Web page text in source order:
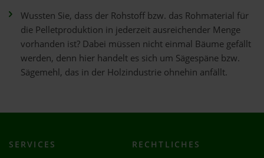
Wussten Sie, dass der Rohstoff bzw. das Rohmaterial für
die Pelletproduktion in jederzeit ausreichender Menge
vorhanden ist? Dabei müssen nicht einmal Bäume gefällt
werden, denn hier handelt es sich um Sägespäne bzw.
Sägemehl, das in der Holzindustrie ohnehin anfällt.
SERVICES RECHTLICHES